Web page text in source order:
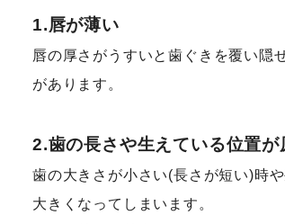
1.唇が薄い
唇の厚さがうすいと歯ぐきを覆い隠
があります。
2.歯の長さや生えている位置が
歯の大きさが小さい(長さが短い)時
大きくなってしまいます。